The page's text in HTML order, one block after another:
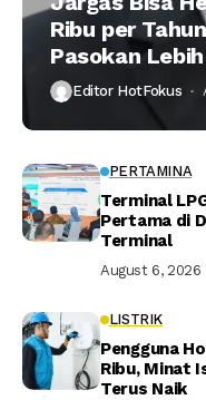
Ribu per
Pasokan
Editor HotFokus
PERTAMINA
Terminal
Pertama di
Terminal
August 6, 2026
LISTRIK
Pengguna
Ribu, Minat
Terus Naik